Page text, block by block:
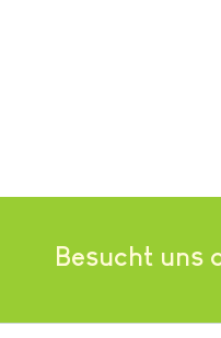
Besucht uns